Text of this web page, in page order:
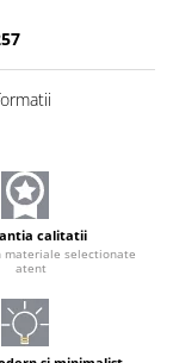
calitatii
materiale selectionate
atent